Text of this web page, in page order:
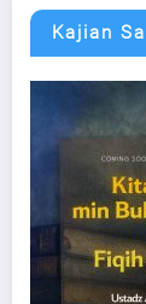
Kajian